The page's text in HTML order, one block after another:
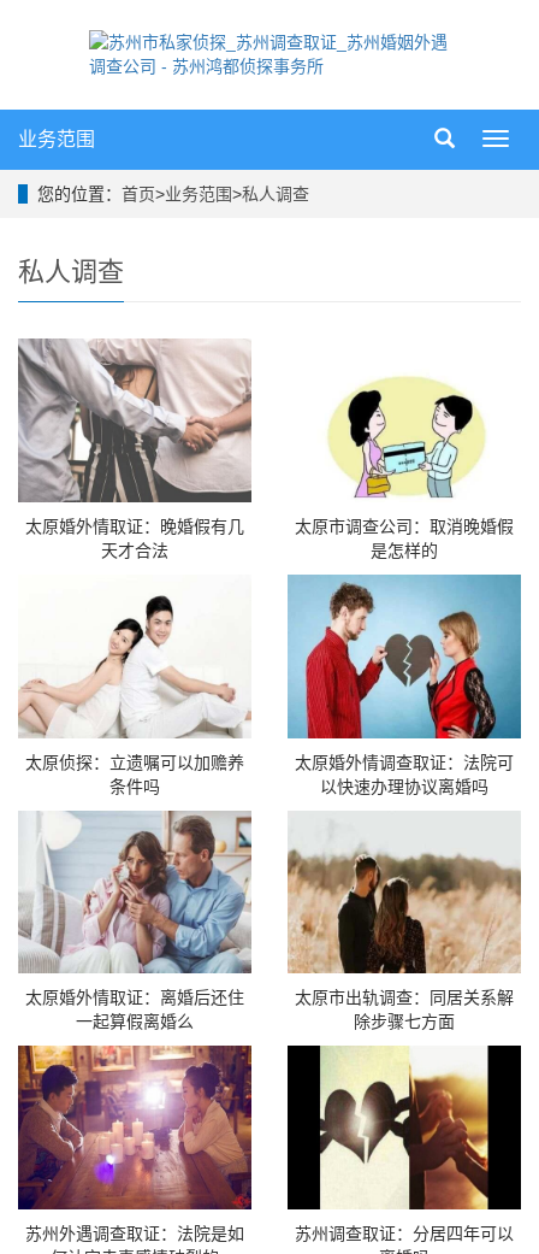
导
业务范围
您的位置： 首页>业务范围>私人调查
私人调查
太原婚外情取证：晚婚假有几
天才合法
太原市调查公司：取消晚婚假
是怎样的
太原侦探：立遗嘱可以加赡养
条件吗
太原婚外情调查取证：法院可
以快速办理协议离婚吗
太原婚外情取证：离婚后还住
一起算假离婚么
太原市出轨调查：同居关系解
除步骤七方面
苏州外遇调查取证：法院是如
苏州调查取证：分居四年可以